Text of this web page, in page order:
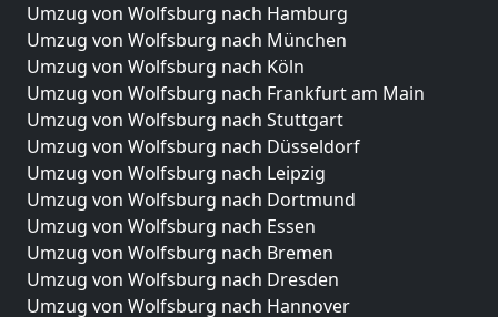
Umzug von Wolfsburg nach Hamburg
Umzug von Wolfsburg nach München
Umzug von Wolfsburg nach Köln
Umzug von Wolfsburg nach Frankfurt am Main
Umzug von Wolfsburg nach Stuttgart
Umzug von Wolfsburg nach Düsseldorf
Umzug von Wolfsburg nach Leipzig
Umzug von Wolfsburg nach Dortmund
Umzug von Wolfsburg nach Essen
Umzug von Wolfsburg nach Bremen
Umzug von Wolfsburg nach Dresden
Umzug von Wolfsburg nach Hannover